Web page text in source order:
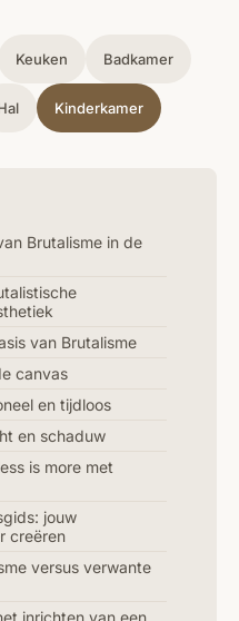
Keuken Badkamer
Kinderkamer
Brutalisme in de
van Brutalisme
canvas
en tijdloos
en schaduw
is more met
jouw
creëren
versus verwante
inrichten van een